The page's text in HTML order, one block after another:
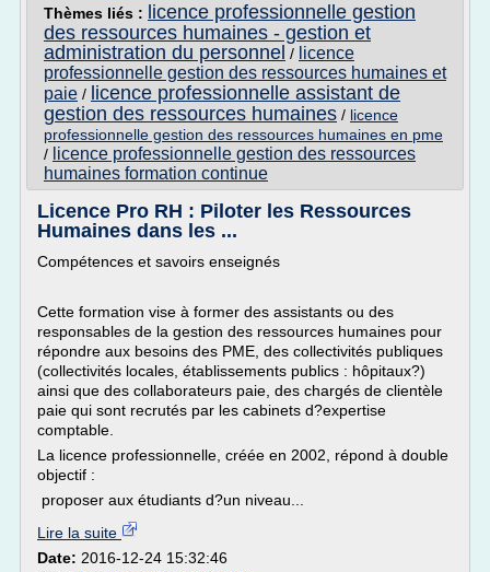
Thèmes liés :
licence professionnelle gestion
des ressources humaines - gestion et
administration du personnel / licence
professionnelle gestion des ressources humaines et
paie / licence professionnelle assistant de
gestion des ressources humaines / licence
professionnelle gestion des ressources humaines en pme
/ licence professionnelle gestion des ressources
humaines formation continue
Licence Pro RH : Piloter les Ressources
Humaines dans les ...
Compétences et savoirs enseignés
Cette formation vise à former des assistants ou des
responsables de la gestion des ressources humaines pour
répondre aux besoins des PME, des collectivités publiques
(collectivités locales, établissements publics : hôpitaux?)
ainsi que des collaborateurs paie, des chargés de clientèle
paie qui sont recrutés par les cabinets d?expertise
comptable.
La licence professionnelle, créée en 2002, répond à double
objectif :
proposer aux étudiants d?un niveau...
Lire la suite
Date: 2016-12-24 15:32:46